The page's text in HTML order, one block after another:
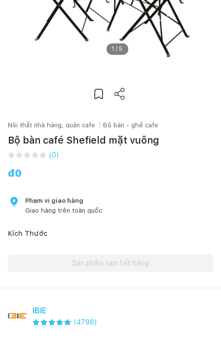
1 / 5
Nội thất nhà hàng, quán cafe Bộ bàn - ghế cafe
Bộ bàn café Shefield mặt vuông
(0)
đ0
Phạm vi giao hàng
Giao hàng trên toàn quốc
Kích Thước
Sản phẩm tạm hết hàng
IBIE
(4798)